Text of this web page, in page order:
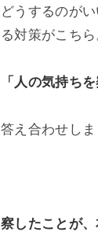
どうするのが
る対策がこちら
「人の気持ち
答え合わせしま
察したことが